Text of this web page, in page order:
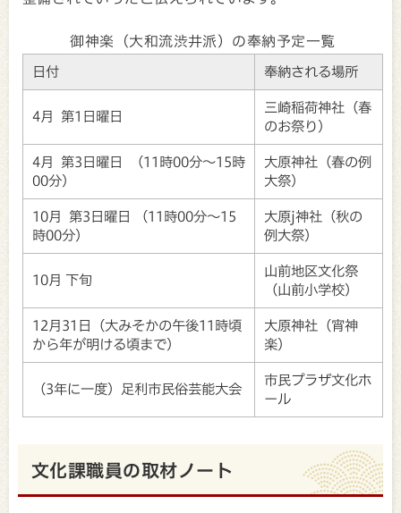
御神楽（大和流渋井派）の奉納予定一覧
日付 奉納される場所
4月 第1日曜日
三崎稲荷神社（春
のお祭り）
4月 第3日曜日 （11時00分～15時
00分）
大原神社（春の例
大祭）
10月 第3日曜日 （11時00分～15
時00分）
大原j神社（秋の
例大祭）
10月 下旬
山前地区文化祭
（山前小学校）
12月31日（大みそかの午後11時頃
から年が明ける頃まで）
大原神社（宵神
楽）
（3年に一度）足利市民俗芸能大会
市民プラザ文化ホ
ール
文化課職員の取材ノート